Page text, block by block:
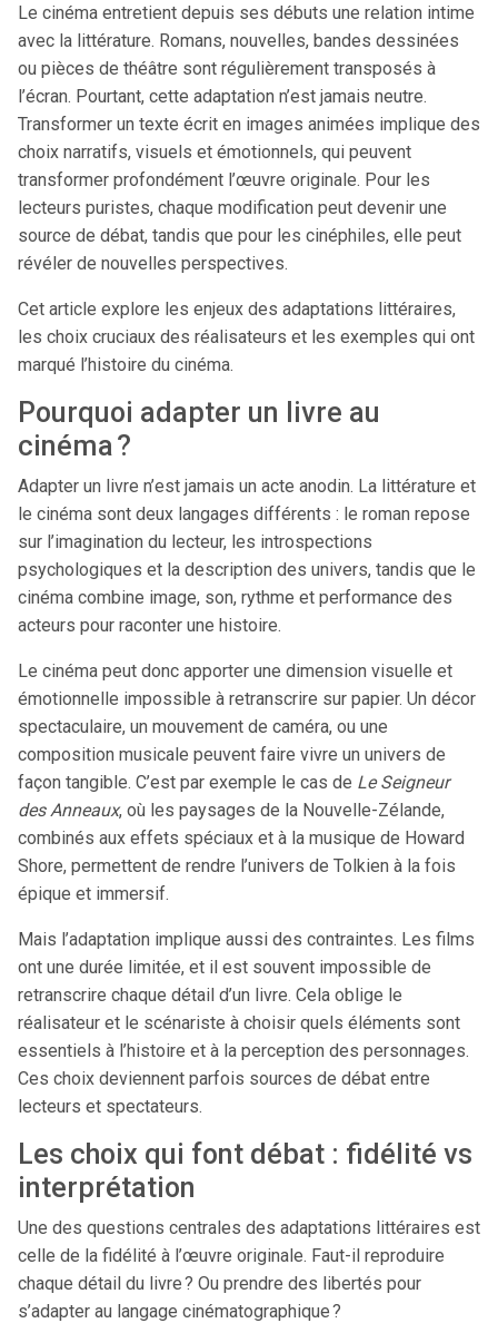
Le cinéma entretient depuis ses débuts une relation intime
avec la littérature. Romans, nouvelles, bandes dessinées
ou pièces de théâtre sont régulièrement transposés à
l’écran. Pourtant, cette adaptation n’est jamais neutre.
Transformer un texte écrit en images animées implique des
choix narratifs, visuels et émotionnels, qui peuvent
transformer profondément l’œuvre originale. Pour les
lecteurs puristes, chaque modification peut devenir une
source de débat, tandis que pour les cinéphiles, elle peut
révéler de nouvelles perspectives.
Cet article explore les enjeux des adaptations littéraires,
les choix cruciaux des réalisateurs et les exemples qui ont
marqué l’histoire du cinéma.
Pourquoi adapter un livre au
cinéma ?
Adapter un livre n’est jamais un acte anodin. La littérature et
le cinéma sont deux langages différents : le roman repose
sur l’imagination du lecteur, les introspections
psychologiques et la description des univers, tandis que le
cinéma combine image, son, rythme et performance des
acteurs pour raconter une histoire.
Le cinéma peut donc apporter une dimension visuelle et
émotionnelle impossible à retranscrire sur papier. Un décor
spectaculaire, un mouvement de caméra, ou une
composition musicale peuvent faire vivre un univers de
façon tangible. C’est par exemple le cas de Le Seigneur
des Anneaux, où les paysages de la Nouvelle-Zélande,
combinés aux effets spéciaux et à la musique de Howard
Shore, permettent de rendre l’univers de Tolkien à la fois
épique et immersif.
Mais l’adaptation implique aussi des contraintes. Les films
ont une durée limitée, et il est souvent impossible de
retranscrire chaque détail d’un livre. Cela oblige le
réalisateur et le scénariste à choisir quels éléments sont
essentiels à l’histoire et à la perception des personnages.
Ces choix deviennent parfois sources de débat entre
lecteurs et spectateurs.
Les choix qui font débat : fidélité vs
interprétation
Une des questions centrales des adaptations littéraires est
celle de la fidélité à l’œuvre originale. Faut-il reproduire
chaque détail du livre ? Ou prendre des libertés pour
s’adapter au langage cinématographique ?